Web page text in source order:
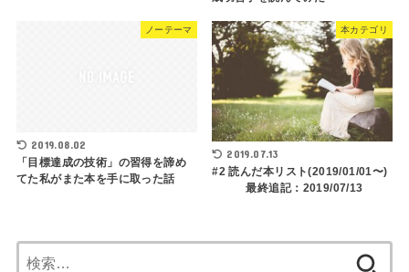
ノーテーマ
2019.08.02
「目標達成の技術」の習得を諦め
てた私がまた本を手に取った話
本カテゴリ
2019.07.13
#2 読んだ本リスト(2019/01/01〜)
最終追記：2019/07/13